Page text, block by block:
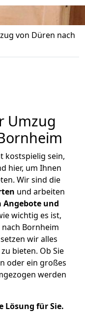
von Düren nach
Umzug
kostspielig sein,
hier, um Ihnen
Wir sind die
und arbeiten
Angebote und
wichtig es ist,
Bornheim
wir alles
bieten. Ob Sie
oder ein großes
werden
Lösung für Sie.